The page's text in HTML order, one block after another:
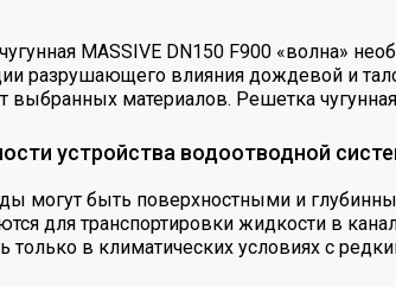
MASSIVE DN150 F900 «волна»
разрушающего влияния дождевой и
выбранных материалов. Решетка
устройства водоотводной
могут быть поверхностными и
для транспортировки жидкости в
только в климатических условиях с